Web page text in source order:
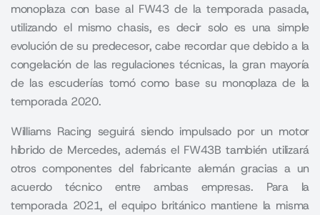
monoplaza con base al FW43 de la temporada pasada,
utilizando el mismo chasis, es decir solo es una simple
evolución de su predecesor, cabe recordar que debido a la
congelación de las regulaciones técnicas, la gran mayoría
de las escuderías tomó como base su monoplaza de la
temporada 2020.
Williams Racing seguirá siendo impulsado por un motor
híbrido de Mercedes, además el FW43B también utilizará
otros componentes del fabricante alemán gracias a un
acuerdo técnico entre ambas empresas. Para la
temporada 2021, el equipo británico mantiene la misma